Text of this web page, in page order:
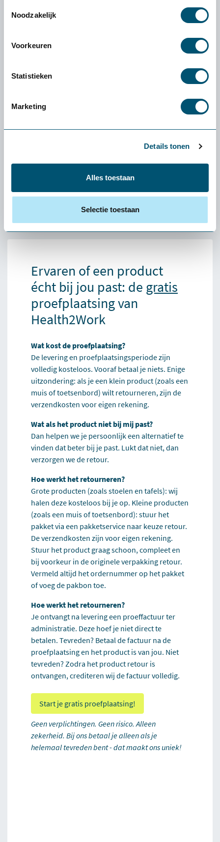
Noodzakelijk
Voorkeuren
Statistieken
Marketing
Details tonen
Alles toestaan
Selectie toestaan
Aeris Swopper Microvezel zithulp
579,-
Ervaren of een product
écht bij jou past: de gratis
proefplaatsing van
Health2Work
Wat kost de proefplaatsing?
De levering en proefplaatsingsperiode zijn
volledig kosteloos. Vooraf betaal je niets. Enige
uitzondering: als je een klein product (zoals een
muis of toetsenbord) wilt retourneren, zijn de
verzendkosten voor eigen rekening.
Wat als het product niet bij mij past?
Dan helpen we je persoonlijk een alternatief te
vinden dat beter bij je past. Lukt dat niet, dan
verzorgen we de retour.
Hoe werkt het retourneren?
Grote producten (zoals stoelen en tafels): wij
halen deze kosteloos bij je op. Kleine producten
(zoals een muis of toetsenbord): stuur het
pakket via een pakketservice naar keuze retour.
De verzendkosten zijn voor eigen rekening.
Stuur het product graag schoon, compleet en
bij voorkeur in de originele verpakking retour.
Vermeld altijd het ordernummer op het pakket
of voeg de pakbon toe.
Hoe werkt het retourneren?
Je ontvangt na levering een proeffactuur ter
administratie. Deze hoef je niet direct te
betalen. Tevreden? Betaal de factuur na de
proefplaatsing en het product is van jou. Niet
tevreden? Zodra het product retour is
ontvangen, crediteren wij de factuur volledig.
Start je gratis proefplaatsing!
Geen verplichtingen. Geen risico. Alleen
zekerheid. Bij ons betaal je alleen als je
helemaal tevreden bent - dat maakt ons uniek!